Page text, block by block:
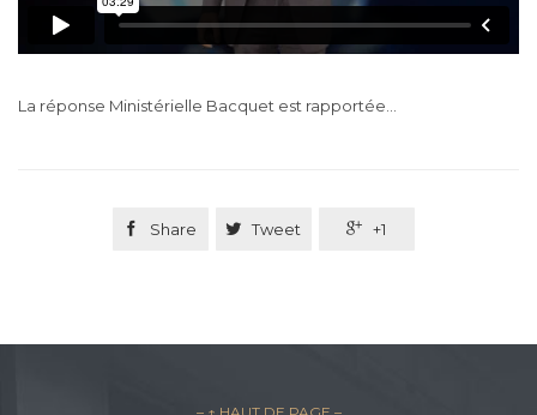
La réponse Ministérielle Bacquet est rapportée…
 Share  Tweet  +1